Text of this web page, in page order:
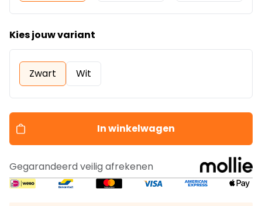
Kies jouw variant
Zwart Wit
In winkelwagen
Gegarandeerd veilig afrekenen